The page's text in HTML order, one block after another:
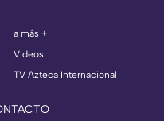
a más +
Videos
TV Azteca Internacional